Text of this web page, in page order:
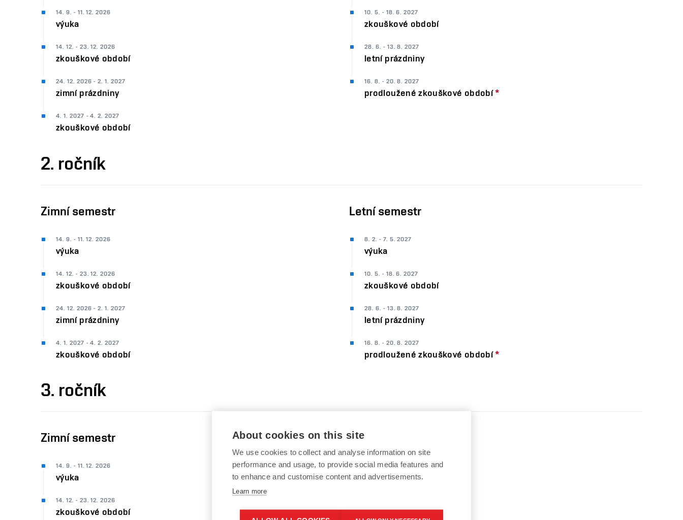
14. 9. - 11. 12. 2026
výuka
14. 12. - 23. 12. 2026
zkouškové období
24. 12. 2026 - 2. 1. 2027
zimní prázdniny
4. 1. 2027 - 4. 2. 2027
zkouškové období
10. 5. - 18. 6. 2027
zkouškové období
28. 6. - 13. 8. 2027
letní prázdniny
16. 8. - 20. 8. 2027
prodloužené zkouškové období*
2. ročník
Zimní semestr
14. 9. - 11. 12. 2026
výuka
14. 12. - 23. 12. 2026
zkouškové období
24. 12. 2026 - 2. 1. 2027
zimní prázdniny
4. 1. 2027 - 4. 2. 2027
zkouškové období
Letní semestr
8. 2. - 7. 5. 2027
výuka
10. 5. - 18. 6. 2027
zkouškové období
28. 6. - 13. 8. 2027
letní prázdniny
16. 8. - 20. 8. 2027
prodloužené zkouškové období*
3. ročník
Zimní semestr
14. 9. - 11. 12. 2026
výuka
14. 12. - 23. 12. 2026
zkouškové období
Letní semestr
8. 2. - 30. 4. 2027
výuka
zkouškové období
About cookies on this site
We use cookies to collect and analyse information on site
performance and usage, to provide social media features and
to enhance and customise content and advertisements.
Learn more